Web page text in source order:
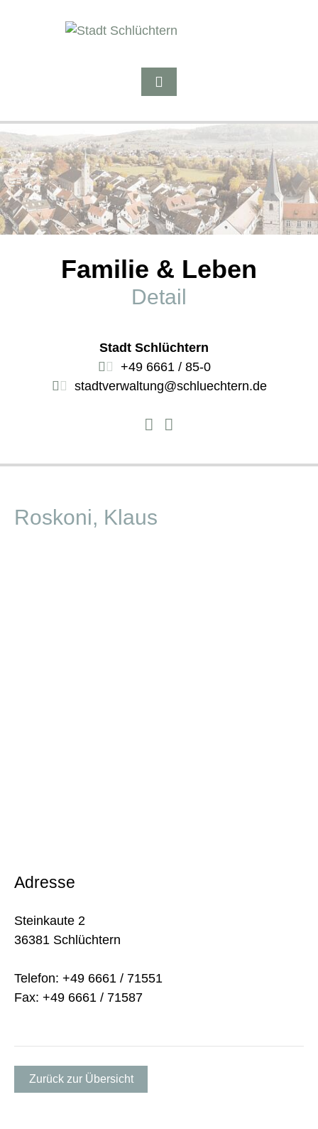
Familie & Leben
Detail
Stadt Schlüchtern
+49 6661 / 85-0
stadtverwaltung@schluechtern.de
Roskoni, Klaus
Adresse
Steinkaute 2
36381 Schlüchtern
Telefon: +49 6661 / 71551
Fax: +49 6661 / 71587
Zurück zur Übersicht